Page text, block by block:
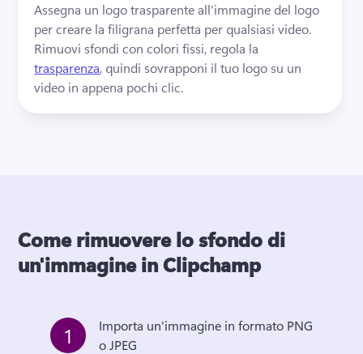
Assegna un logo trasparente all'immagine del logo
Rimuovi sfondi con colori fissi, regola la
trasparenza, quindi sovrapponi il tuo logo su un
video in appena pochi clic.
Come rimuovere lo sfondo di
un'immagine in Clipchamp
1
Importa un'immagine in formato PNG
o JPEG